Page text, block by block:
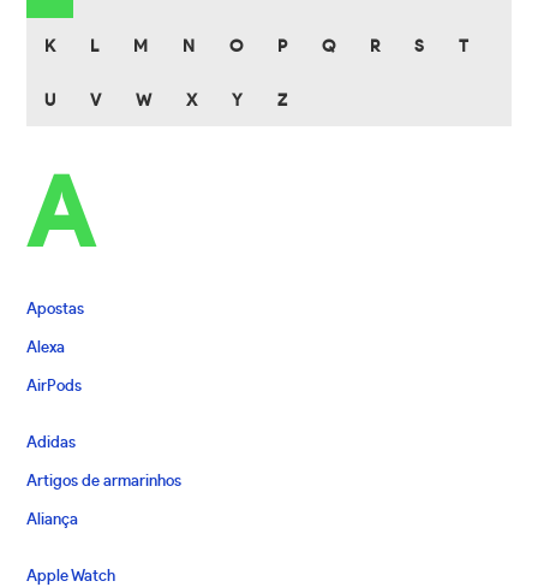
K L M N O P Q R S T
U V W X Y Z
A
Apostas
Alexa
AirPods
Adidas
Artigos de armarinhos
Aliança
Apple Watch